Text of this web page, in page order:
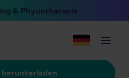
& Physiotherapie
herunterladen